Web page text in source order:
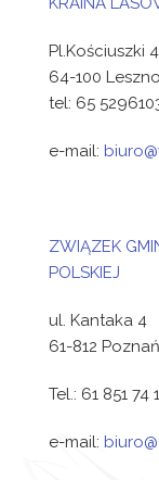
Pl.Kościuszki 4
64-100 Leszno
tel: 65
e-mail:
ZWIĄZEK
POLSKIEJ
ul. Kantaka 4
61-812 Poznań
Tel.: 61 851 74
e-mail: